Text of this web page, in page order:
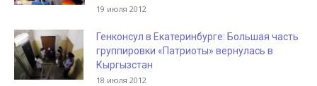
19 июля 2012
Генконсул в Екатеринбурге: Большая часть
группировки «Патриоты» вернулась в
Кыргызстан
18 июля 2012